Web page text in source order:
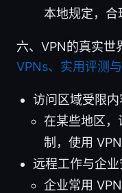
本地规定，合
六、VPN的真实世
VPNs、实用评测
访问区域受限内
在某些地区，
制，使用
远程工作与企业
企业常用